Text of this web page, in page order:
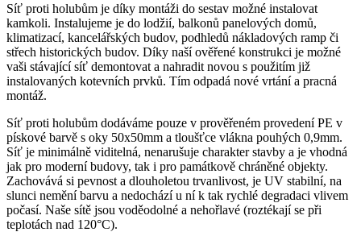
Síť proti holubům je díky montáži do sestav možné instalovat
kamkoli. Instalujeme je do lodžií, balkonů panelových domů,
klimatizací, kancelářských budov, podhledů nákladových ramp či
střech historických budov. Díky naší ověřené konstrukci je možné
vaši stávající síť demontovat a nahradit novou s použitím již
instalovaných kotevních prvků. Tím odpadá nové vrtání a pracná
montáž.
Síť proti holubům dodáváme pouze v prověřeném provedení PE v
pískové barvě s oky 50x50mm a tloušťce vlákna pouhých 0,9mm.
Síť je minimálně viditelná, nenarušuje charakter stavby a je vhodná
jak pro moderní budovy, tak i pro památkově chráněné objekty.
Zachovává si pevnost a dlouholetou trvanlivost, je UV stabilní, na
slunci nemění barvu a nedochází u ní k tak rychlé degradaci vlivem
počasí. Naše sítě jsou voděodolné a nehořlavé (roztékají se při
teplotách nad 120°C).